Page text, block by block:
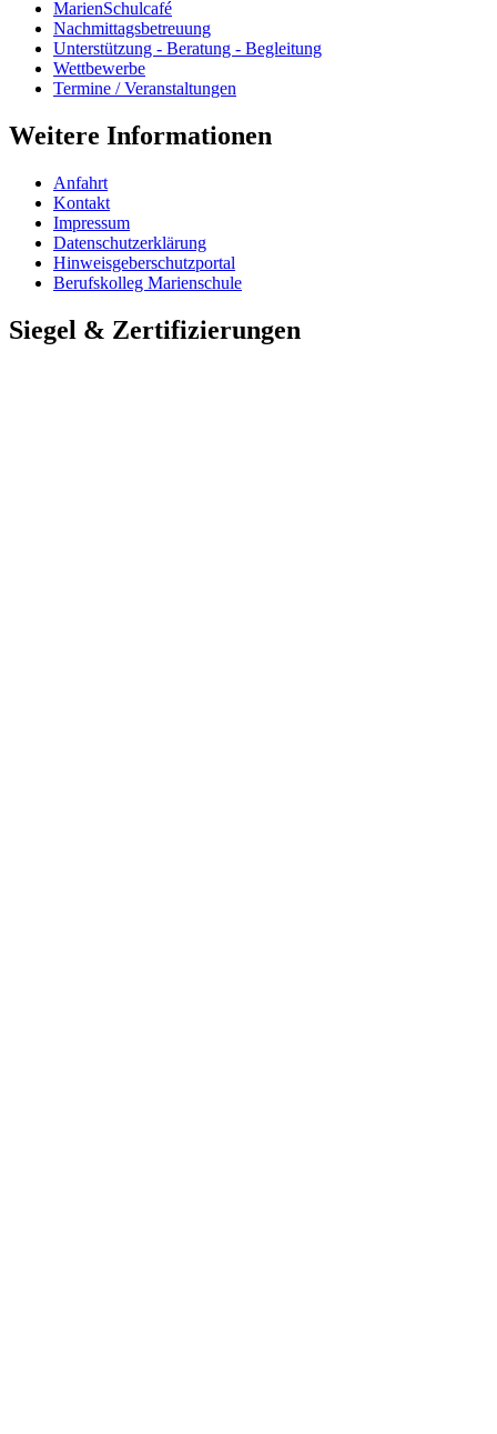
MarienSchulcafé
Nachmittagsbetreuung
Unterstützung - Beratung - Begleitung
Wettbewerbe
Termine / Veranstaltungen
Weitere Informationen
Anfahrt
Kontakt
Impressum
Datenschutzerklärung
Hinweisgeberschutzportal
Berufskolleg Marienschule
Siegel & Zertifizierungen